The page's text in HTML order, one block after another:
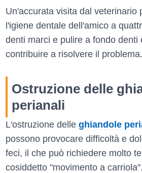
Un'accurata visita dal veterinario
l'igiene dentale dell'amico a
denti marci e pulire a fondo denti
contribuire a risolvere il problema.
Ostruzione delle
perianali
L'ostruzione delle ghiandole
possono provocare difficoltà e
feci, il che può richiedere molto
cosiddetto "movimento a carriola".